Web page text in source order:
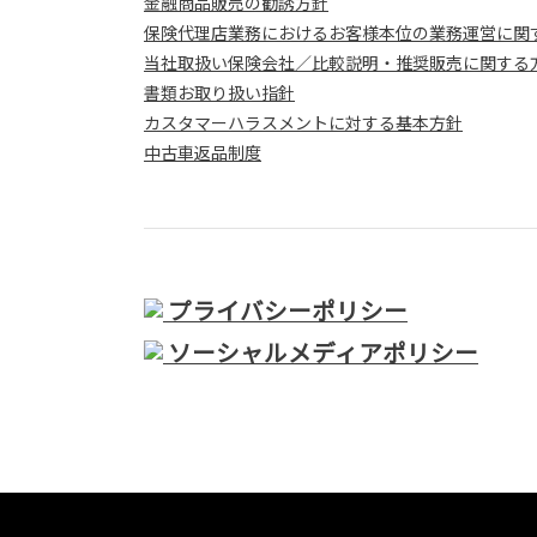
保険代理店業務におけるお客様本位の業務運営に関
当社取扱い保険会社／比較説明・推奨販売に関する
書類お取り扱い指針
カスタマーハラスメントに対する基本方針
中古車返品制度
プライバシーポリシー
ソーシャルメディアポリシー